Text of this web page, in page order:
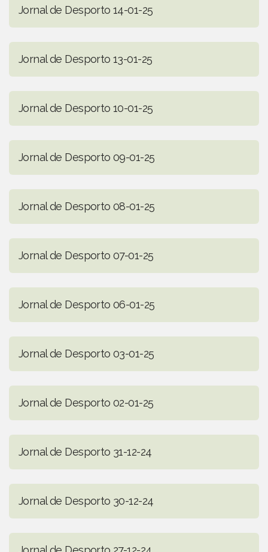
Jornal de Desporto 14-01-25
Jornal de Desporto 13-01-25
Jornal de Desporto 10-01-25
Jornal de Desporto 09-01-25
Jornal de Desporto 08-01-25
Jornal de Desporto 07-01-25
Jornal de Desporto 06-01-25
Jornal de Desporto 03-01-25
Jornal de Desporto 02-01-25
Jornal de Desporto 31-12-24
Jornal de Desporto 30-12-24